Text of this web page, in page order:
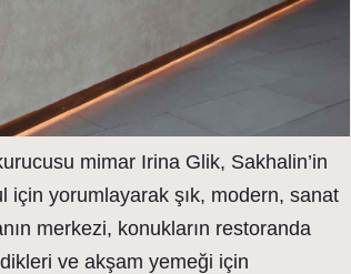
mimar Irina Glik, Sakhalin’in
için yorumlayarak şık, modern, sanat
merkezi, konukların restoranda
ve akşam yemeği için